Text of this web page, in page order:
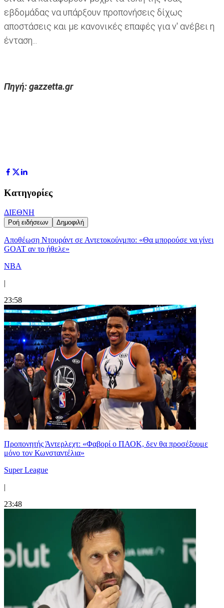
εβδομάδας να υπάρξουν προπονήσεις δίχως
αποστάσεις και με κανονικές επαφές για ν' ανέβει η
ένταση...
Πηγή: gazzetta.gr
Κατηγορίες
ΔΙΕΘΝΗ
Ροή ειδήσεων Δημοφιλή
Αποθέωση Ντουράντ σε Αντετοκούνμπο: «Θα μπορούσε να γίνει
GOAT αν το ήθελε»
NBA
|
23:58
Προπονητής Άντερλεχτ: «Φαβορί ο ΠΑΟΚ, δεν θα προσέξουμε
μόνο τον Κωνσταντέλια»
Super League
|
23:48